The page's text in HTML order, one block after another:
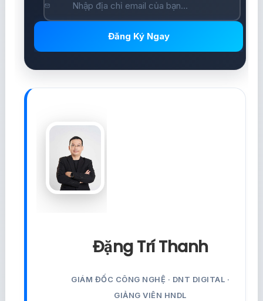
Đăng Ký Ngay
Đặng Trí Thanh
GIÁM ĐỐC CÔNG NGHỆ · DNT DIGITAL ·
GIẢNG VIÊN HNDL